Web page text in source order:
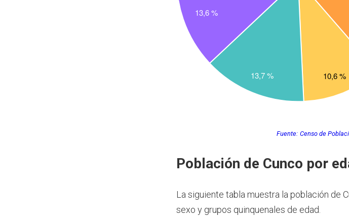
Fuente: Censo de
Población de Cunco por
La siguiente tabla muestra la población de
sexo y grupos quinquenales de edad.